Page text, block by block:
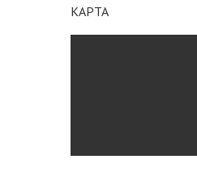
КАРТА